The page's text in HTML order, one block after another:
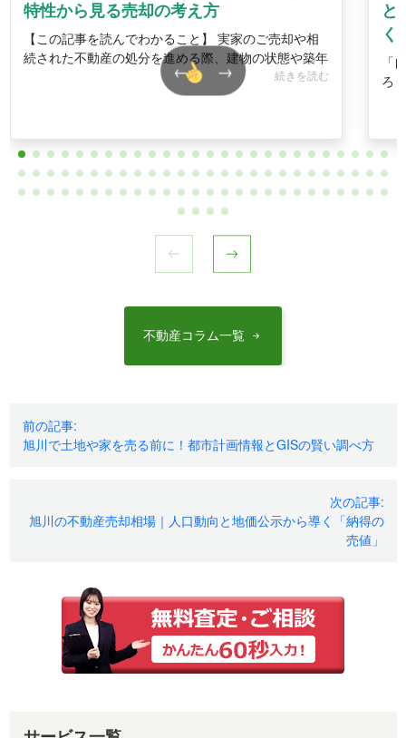
特性から見る売却の考え方
【この記事を読んでわかること】 実家のご売却や相
続された不動産の処分を進める際、建物の状態や築年
続きを読む
と
く
「
ろ
← →
不動産コラム一覧
投
稿
前の記事:
旭川で土地や家を売る前に！都市計画情報とGISの賢い調べ方
次の記事:
旭川の不動産売却相場｜人口動向と地価公示から導く「納得の
売値」